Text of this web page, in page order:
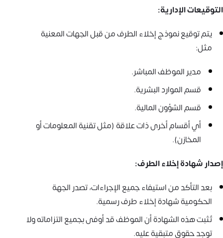
التوقيعات الإدارية:
يتم توقيع نموذج إخلاء الطرف من قبل الجهات المعنية
مثل:
مدير الموظف المباشر.
قسم الموارد البشرية.
قسم الشؤون المالية.
أي أقسام أخرى ذات علاقة (مثل تقنية المعلومات أو
المخازن).
إصدار شهادة إخلاء الطرف:
بعد التأكد من استيفاء جميع الإجراءات، تصدر الجهة
الحكومية شهادة إخلاء طرف رسمية.
تُثبت هذه الشهادة أن الموظف قد أوفى بجميع التزاماته ولا
توجد حقوق متبقية عليه.